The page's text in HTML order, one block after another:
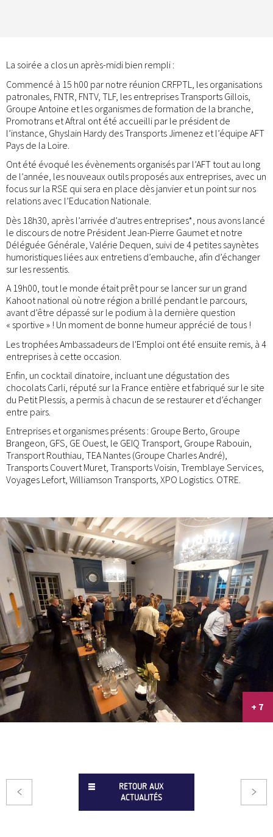
La soirée a clos un après-midi bien rempli :
Commencé à 15 h00 par notre réunion CRFPTL, les organisations
patronales, FNTR, FNTV, TLF, les entreprises Transports Gillois,
Groupe Antoine et les organismes de formation de la branche,
Promotrans et Aftral ont été accueilli par le président de
l’instance, Ghyslain Hardy des Transports Jimenez et l’équipe AFT
Pays de la Loire.
Ont été évoqué les évènements organisés par l’AFT tout au long
de l’année, les nouveaux outils proposés aux entreprises, avec un
focus sur la RSE qui sera en place dès janvier et un point sur nos
relations avec l’Education Nationale.
Dès 18h30, après l’arrivée d’autres entreprises*, nous avons lancé
le discours de notre Président Jean-Pierre Gaumet et notre
Déléguée Générale, Valérie Dequen, suivi de 4 petites saynètes
humoristiques liées aux entretiens d’embauche, afin d’échanger
sur les ressentis.
A 19h00, tout le monde était prêt pour se lancer sur un grand
Kahoot national où notre région a brillé pendant le parcours,
avant d’être dépassé sur le podium à la dernière question
« sportive » ! Un moment de bonne humeur apprécié de tous !
Les trophées Ambassadeurs de l'Emploi ont été ensuite remis, à 4
entreprises à cette occasion.
Enfin, un cocktail dinatoire, incluant une dégustation des
chocolats Carli, réputé sur la France entière et fabriqué sur le site
du Petit Plessis, a permis à chacun de se restaurer et d’échanger
entre pairs.
Entreprises et organismes présents : Groupe Berto, Groupe
Brangeon, GFS, GE Ouest, le GEIQ Transport, Groupe Rabouin,
Transport Routhiau, TEA Nantes (Groupe Charles André),
Transports Couvert Muret, Transports Voisin, Tremblaye Services,
Voyages Lefort, Williamson Transports, XPO Logistics. OTRE.
+ 7
RETOUR AUX
ACTUALITÉS